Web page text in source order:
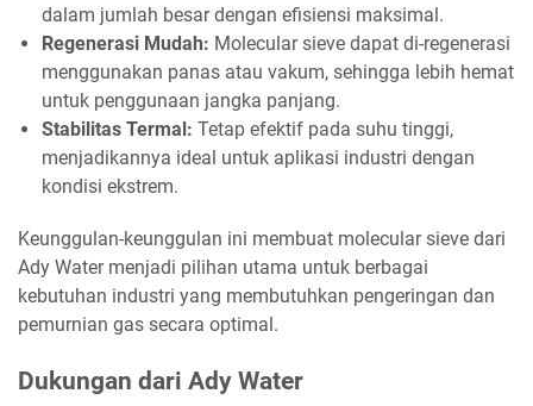
dalam jumlah besar dengan efisiensi maksimal.
Regenerasi Mudah: Molecular sieve dapat di-regenerasi
menggunakan panas atau vakum, sehingga lebih hemat
untuk penggunaan jangka panjang.
Stabilitas Termal: Tetap efektif pada suhu tinggi,
menjadikannya ideal untuk aplikasi industri dengan
kondisi ekstrem.
Keunggulan-keunggulan ini membuat molecular sieve dari
Ady Water menjadi pilihan utama untuk berbagai
kebutuhan industri yang membutuhkan pengeringan dan
pemurnian gas secara optimal.
Dukungan dari Ady Water